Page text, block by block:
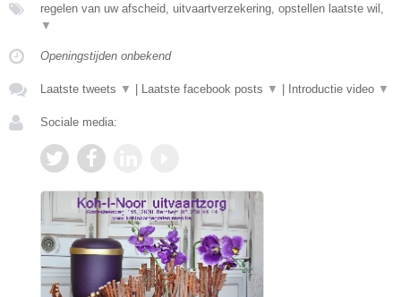
regelen van uw afscheid, uitvaartverzekering, opstellen laatste wil,
▼
Openingstijden onbekend
Laatste tweets ▼ | Laatste facebook posts ▼ | Introductie video ▼
Sociale media: